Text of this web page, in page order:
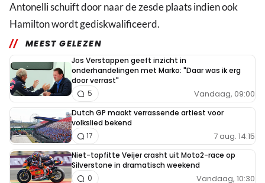
Antonelli schuift door naar de zesde plaats indien ook
Hamilton wordt gediskwalificeerd.
MEEST GELEZEN
Jos Verstappen geeft inzicht in
onderhandelingen met Marko: "Daar was ik erg
door verrast"
Vandaag, 09:00
5
Dutch GP maakt verrassende artiest voor
volkslied bekend
7 aug. 14:15
17
Niet-topfitte Veijer crasht uit Moto2-race op
Silverstone in dramatisch weekend
Vandaag, 10:30
0